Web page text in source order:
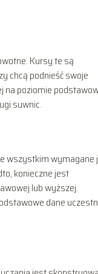
Kursy te są
chcą podnieść swoje
na poziomie
suwnic.
wszystkim wymagane
konieczne jest
lub wyższej.
dane